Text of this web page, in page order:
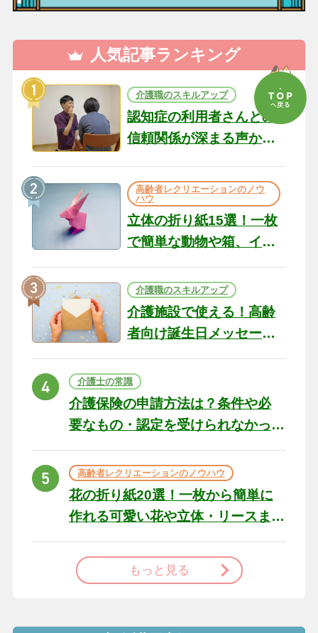
人気記事ランキング
介護職のスキルアップ
認知症の利用者さんとの
信頼関係が深まる声かけ
の現場から（22）
高齢者レクリエーションのノウ
ハウ
立体の折り紙15選！一枚
で簡単な動物や箱、イン
介護職のスキルアップ
介護施設で使える！高齢
者向け誕生日メッセージ
ト
介護士の常識
介護保険の申請方法は？条件や必
要なもの・認定を受けられなかっ
高齢者レクリエーションのノウハウ
花の折り紙20選！一枚から簡単に
作れる可愛い花や立体・リースま
もっと見る